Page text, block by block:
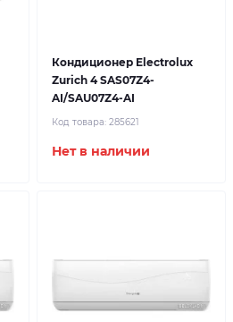
Кондиционер Electrolux
Zurich 4 SAS07Z4-
AI/SAU07Z4-AI
Код товара: 285621
Нет в наличии